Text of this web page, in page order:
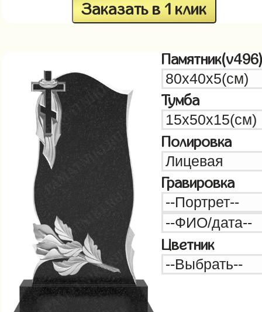
Заказать в 1 клик
Тумба
Полировка
Гравировка
Цветник